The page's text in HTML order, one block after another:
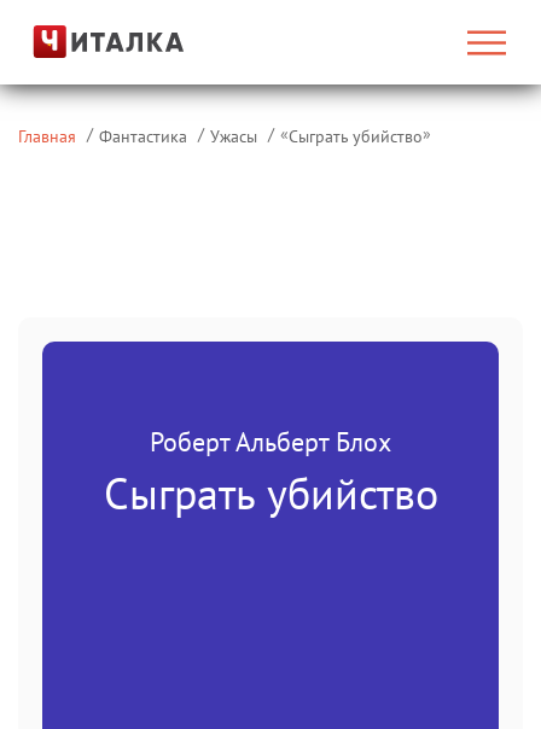
Главная Фантастика Ужасы «Сыграть убийство»
Роберт Альберт Блох
Сыграть убийство